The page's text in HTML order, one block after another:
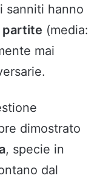
sanniti hanno
partite (media:
mai
dimostrato
, specie in
dal